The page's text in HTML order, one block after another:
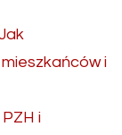
i
i